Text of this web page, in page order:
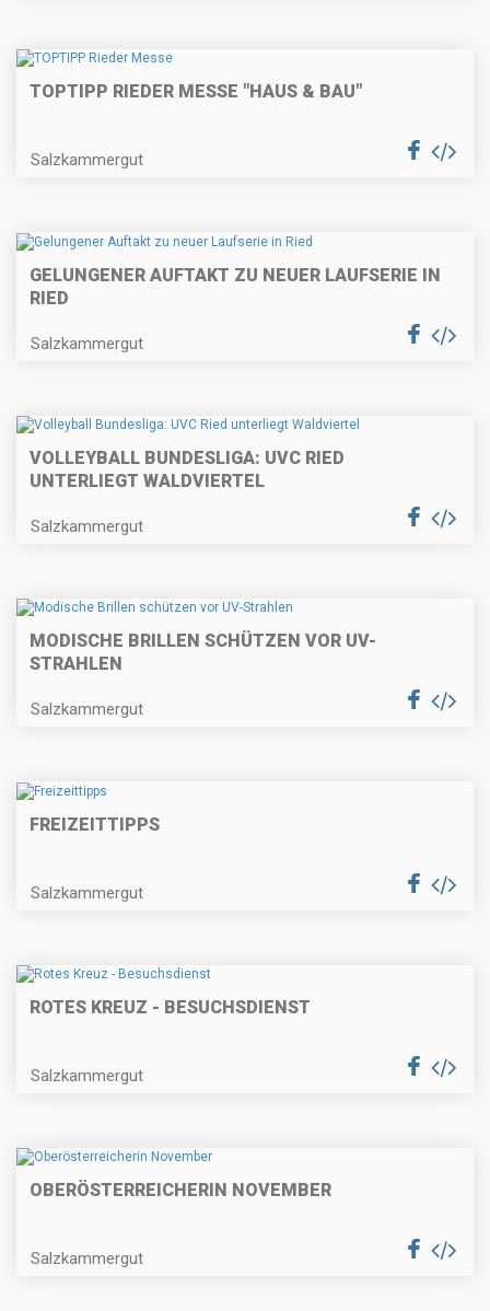
TOPTIPP RIEDER MESSE "HAUS & BAU"
Salzkammergut
GELUNGENER AUFTAKT ZU NEUER LAUFSERIE IN
RIED
Salzkammergut
VOLLEYBALL BUNDESLIGA: UVC RIED
UNTERLIEGT WALDVIERTEL
Salzkammergut
MODISCHE BRILLEN SCHÜTZEN VOR UV-
STRAHLEN
Salzkammergut
FREIZEITTIPPS
Salzkammergut
ROTES KREUZ - BESUCHSDIENST
Salzkammergut
OBERÖSTERREICHERIN NOVEMBER
Salzkammergut